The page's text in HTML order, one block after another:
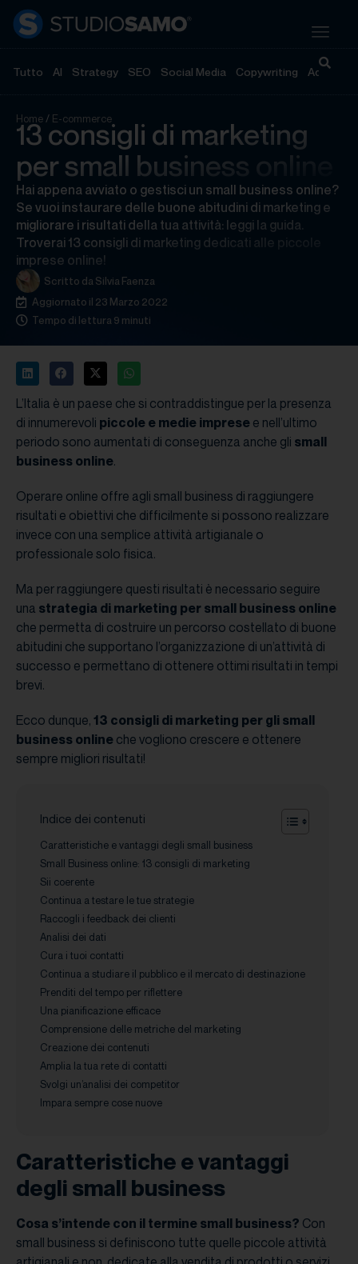
Tutto AI Strategy SEO Social Media Copywriting
Home/ E-commerce
13 consigli di marketing
per small business online
Hai appena avviato o gestisci un small business online?
Se vuoi instaurare delle buone abitudini di marketing e
migliorare i risultati della tua attività: leggi la guida.
Troverai 13 consigli di marketing dedicati alle piccole
imprese online!
Scritto da Silvia Faenza
Aggiornato il 23 Marzo 2022
Tempo di lettura 9 minuti
L’Italia è un paese che si contraddistingue per la presenza
di innumerevoli piccole e medie imprese e nell’ultimo
periodo sono aumentati di conseguenza anche gli small
business online.
Operare online offre agli small business di raggiungere
risultati e obiettivi che difficilmente si possono realizzare
invece con una semplice attività artigianale o
professionale solo fisica.
Ma per raggiungere questi risultati è necessario seguire
una strategia di marketing per small business online
che permetta di costruire un percorso costellato di buone
abitudini che supportano l’organizzazione di un’attività di
successo e permettano di ottenere ottimi risultati in tempi
brevi.
Ecco dunque, 13 consigli di marketing per gli small
business online che vogliono crescere e ottenere
sempre migliori risultati!
Indice dei contenuti
Caratteristiche e vantaggi degli small business
Small Business online: 13 consigli di marketing
Sii coerente
Continua a testare le tue strategie
Raccogli i feedback dei clienti
Analisi dei dati
Cura i tuoi contatti
Continua a studiare il pubblico e il mercato di destinazione
Prenditi del tempo per riflettere
Una pianificazione efficace
Comprensione delle metriche del marketing
Creazione dei contenuti
Amplia la tua rete di contatti
Svolgi un’analisi dei competitor
Impara sempre cose nuove
Caratteristiche e vantaggi
degli small business
Cosa s’intende con il termine small business? Con
small business si definiscono tutte quelle piccole attività